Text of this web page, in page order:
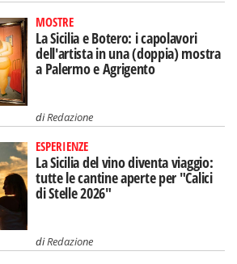
MOSTRE
La Sicilia e Botero: i capolavori
dell'artista in una (doppia) mostra
a Palermo e Agrigento
diRedazione
ESPERIENZE
La Sicilia del vino diventa viaggio:
tutte le cantine aperte per "Calici
di Stelle 2026"
diRedazione